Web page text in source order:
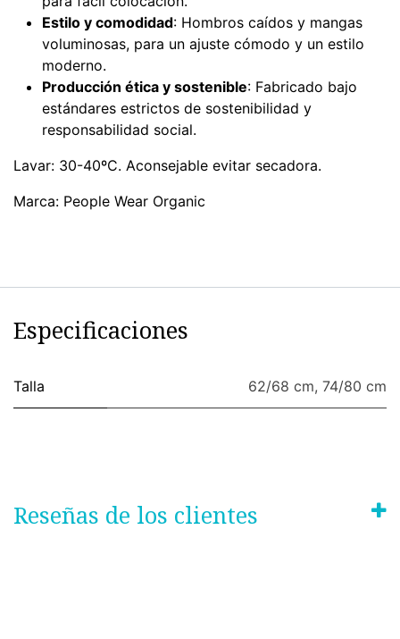
Estilo y comodidad: Hombros caídos y mangas
voluminosas, para un ajuste cómodo y un estilo
moderno.
Producción ética y sostenible: Fabricado bajo
estándares estrictos de sostenibilidad y
responsabilidad social.
Lavar: 30-40ºC. Aconsejable evitar secadora.
Marca: People Wear Organic
Especificaciones
Talla 62/68 cm, 74/80 cm
Reseñas de los clientes